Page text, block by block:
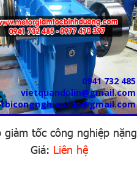
0941 732 485
vietquandolin@gmail.com
giảm tốc công nghiệp nặng
Giá: Liên hệ